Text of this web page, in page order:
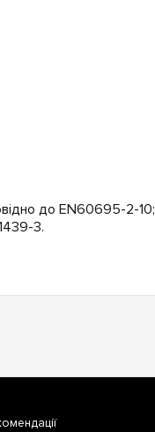
до EN60695-2-10;
3.